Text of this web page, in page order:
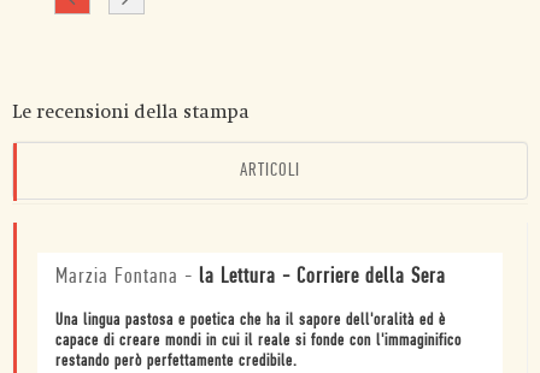
Le recensioni della stampa
ARTICOLI
Marzia Fontana - la Lettura - Corriere della Sera
Una lingua pastosa e poetica che ha il sapore dell'oralità ed è
capace di creare mondi in cui il reale si fonde con l'immaginifico
restando però perfettamente credibile.